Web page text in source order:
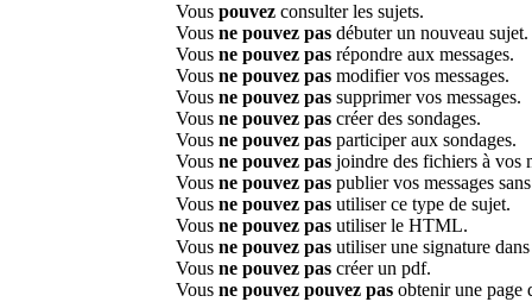
Vous pouvez consulter les sujets.
Vous ne pouvez pas débuter un nouveau sujet.
Vous ne pouvez pas répondre aux messages.
Vous ne pouvez pas modifier vos messages.
Vous ne pouvez pas supprimer vos messages.
Vous ne pouvez pas créer des sondages.
Vous ne pouvez pas participer aux sondages.
Vous ne pouvez pas joindre des fichiers à vos
Vous ne pouvez pas publier vos messages
Vous ne pouvez pas utiliser ce type de sujet.
Vous ne pouvez pas utiliser le HTML.
Vous ne pouvez pas utiliser une signature
Vous ne pouvez pas créer un pdf.
Vous ne pouvez pouvez pas obtenir une page